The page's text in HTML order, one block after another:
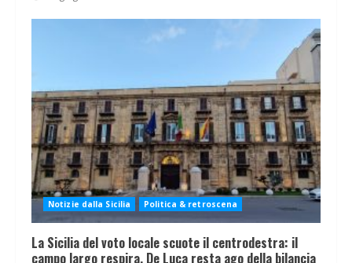
Notizie dalla Sicilia Politica & retroscena
La Sicilia del voto locale scuote il centrodestra: il
campo largo respira, De Luca resta ago della bilancia